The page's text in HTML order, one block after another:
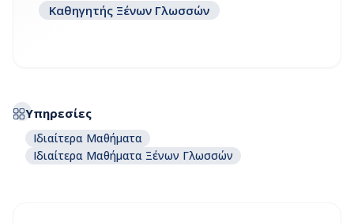
Καθηγητής Ξένων Γλωσσών
Υπηρεσίες
Ιδιαίτερα Μαθήματα
Ιδιαίτερα Μαθήματα Ξένων Γλωσσών